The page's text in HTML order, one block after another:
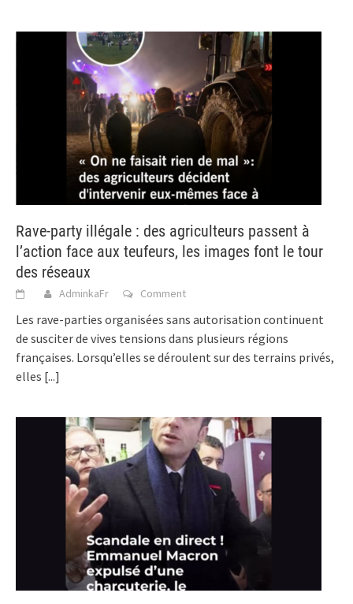
Rave-party illégale : des agriculteurs passent à
l’action face aux teufeurs, les images font le tour
des réseaux
AdminkaFr Comment
Les rave-parties organisées sans autorisation continuent
de susciter de vives tensions dans plusieurs régions
françaises. Lorsqu’elles se déroulent sur des terrains privés,
elles [...]